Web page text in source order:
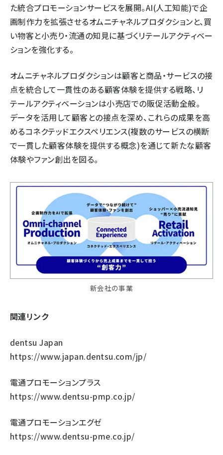
た統合プロモーションサービスを展開。AI(人工知能)で企
画制作力を拡張させるオムニチャネルプロダクションと、買
い物客と小売り・流通の知見に基づくリテールアクティベー
ションを強化する。
オムニチャネルプロダクションは顧客と商品・サービスの接
点を統合して一貫性のある顧客体験を提供する戦略、リ
テールアクティベーションは小売店での販促活動全般。
データを活用して顧客との接点を深め、これらの成果を高
めるコネクテッドエクスペリエンス(複数のサービスの横断
で一貫した顧客体験を提供する概念)を通じて新たな顧客
体験やファン創出を図る。
新会社の事業
関連リンク
dentsu Japan
https://www.japan.dentsu.com/jp/
電通プロモーションプラス
https://www.dentsu-pmp.co.jp/
電通プロモーションエグゼ
https://www.dentsu-pme.co.jp/